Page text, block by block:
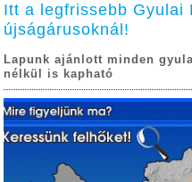
Itt a legfrissebb Gyulai
újságárusoknál!
Lapunk ajánlott minden
nélkül is kapható